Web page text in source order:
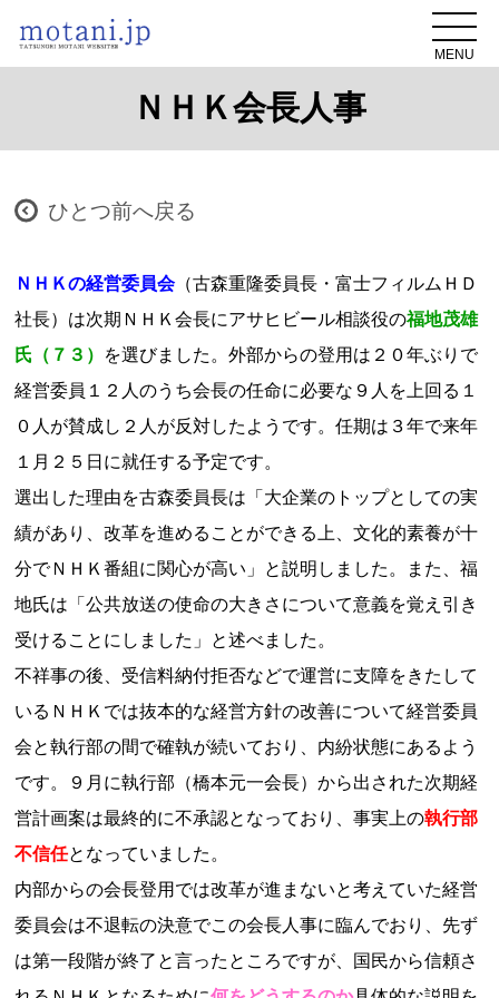
MENU
ＮＨＫ会長人事
ひとつ前へ戻る
ＮＨＫの経営委員会（古森重隆委員長・富士フィルムＨＤ
社長）は次期ＮＨＫ会長にアサヒビール相談役の福地茂雄
氏（７３） を選びました。外部からの登用は２０年ぶりで
経営委員１２人のうち会長の任命に必要な９人を上回る１
０人が賛成し２人が反対したようです。任期は３年で来年
１月２５日に就任する予定です。
選出した理由を古森委員長は「大企業のトップとしての実
績があり、改革を進めることができる上、文化的素養が十
分でＮＨＫ番組に関心が高い」と説明しました。また、福
地氏は「公共放送の使命の大きさについて意義を覚え引き
受けることにしました」と述べました。
不祥事の後、受信料納付拒否などで運営に支障をきたして
いるＮＨＫでは抜本的な経営方針の改善について経営委員
会と執行部の間で確執が続いており、内紛状態にあるよう
です。９月に執行部（橋本元一会長）から出された次期経
営計画案は最終的に不承認となっており、事実上の執行部
不信任となっていました。
内部からの会長登用では改革が進まないと考えていた経営
委員会は不退転の決意でこの会長人事に臨んでおり、先ず
は第一段階が終了と言ったところですが、国民から信頼さ